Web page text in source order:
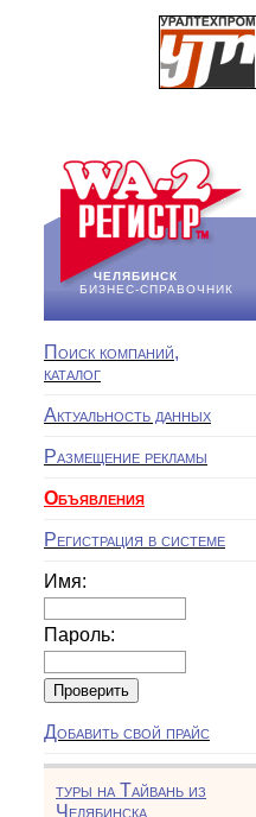
ЧЕЛЯБИНСК
БИЗНЕС-СПРАВОЧНИК
Поиск компаний,
каталог
Актуальность данных
Размещение рекламы
Объявления
Регистрация в системе
Имя:
Пароль:
Добавить свой прайс
туры на Тайвань из
Челябинска